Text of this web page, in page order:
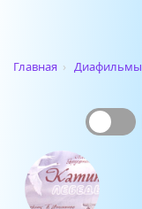
Главная › Диафильмы